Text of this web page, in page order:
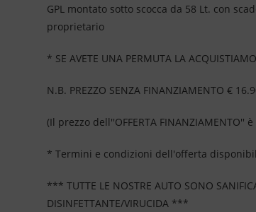
GPL montato sotto scocca da 58 Lt. con
proprietario
* SE AVETE UNA PERMUTA LA
N.B. PREZZO SENZA FINANZIAMENTO €
(Il prezzo dell''OFFERTA
* Termini e condizioni dell'offerta
*** TUTTE LE NOSTRE AUTO SONO
DISINFETTANTE/VIRUCIDA ***